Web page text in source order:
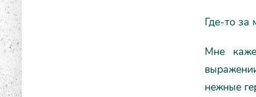
Где-то за
Мне
нежные